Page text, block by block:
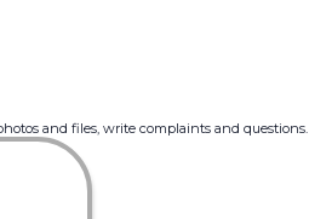
and files, write complaints and questions.